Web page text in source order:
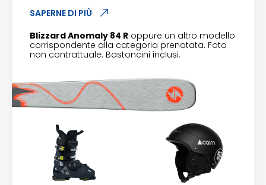
SAPERNE DI PIÙ
Blizzard Anomaly 84 R oppure un altro modello
corrispondente alla categoria prenotata. Foto
non contrattuale. Bastoncini inclusi.